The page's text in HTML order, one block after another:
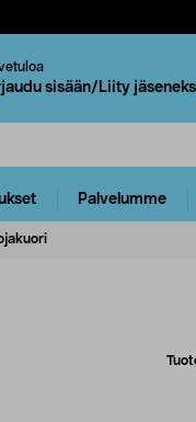
sisään/Liity
Palvelumme